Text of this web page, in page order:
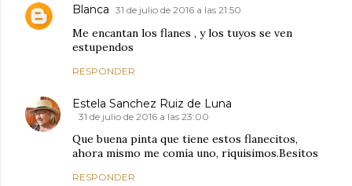
Blanca 31 de julio de 2016 a las 21:50
Me encantan los flanes , y los tuyos se ven
estupendos
RESPONDER
Estela Sanchez Ruiz de Luna
31 de julio de 2016 a las 23:00
Que buena pinta que tiene estos flanecitos,
ahora mismo me comía uno, riquisimos.Besitos
RESPONDER